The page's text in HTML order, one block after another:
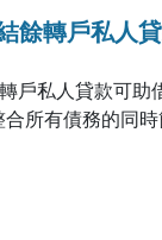
餘轉戶私人
戶私人貸款可助
所有債務的同